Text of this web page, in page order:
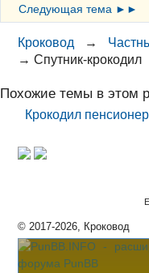
Следующая тема ►►
Кроковод →
→Спутник-крокодил
Похожие темы в этом
Крокодил
© 2017-2026, Кроковод